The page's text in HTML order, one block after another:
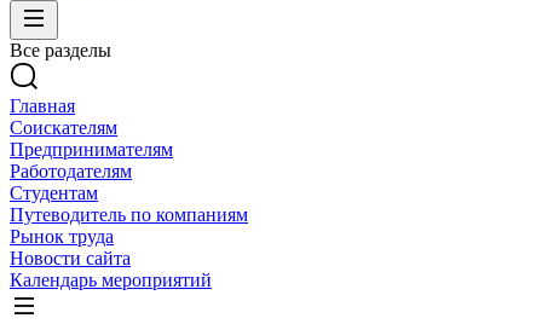
Все разделы
Главная
Соискателям
Предпринимателям
Работодателям
Студентам
Путеводитель по компаниям
Рынок труда
Новости сайта
Календарь мероприятий